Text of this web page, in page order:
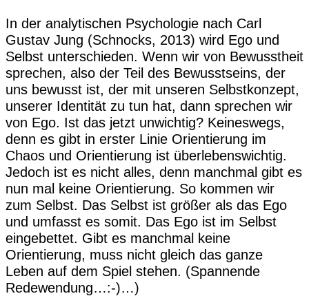
In der analytischen Psychologie nach Carl
Gustav Jung (Schnocks, 2013) wird Ego und
Selbst unterschieden. Wenn wir von Bewusstheit
sprechen, also der Teil des Bewusstseins, der
uns bewusst ist, der mit unseren Selbstkonzept,
unserer Identität zu tun hat, dann sprechen wir
von Ego. Ist das jetzt unwichtig? Keineswegs,
denn es gibt in erster Linie Orientierung im
Chaos und Orientierung ist überlebenswichtig.
Jedoch ist es nicht alles, denn manchmal gibt es
nun mal keine Orientierung. So kommen wir
zum Selbst. Das Selbst ist größer als das Ego
und umfasst es somit. Das Ego ist im Selbst
eingebettet. Gibt es manchmal keine
Orientierung, muss nicht gleich das ganze
Leben auf dem Spiel stehen. (Spannende
Redewendung…:-)…)